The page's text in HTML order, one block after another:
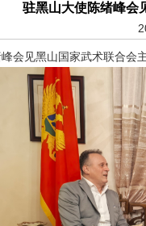
驻黑山大使陈绪峰会
会见黑山国家武术联合会